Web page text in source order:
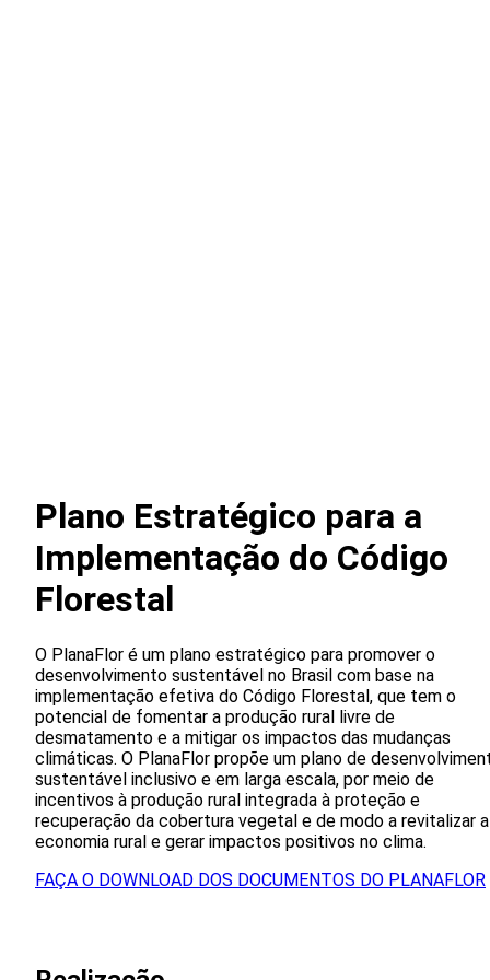
Plano Estratégico para a
Implementação do Código
Florestal
O PlanaFlor é um plano estratégico para promover o
desenvolvimento sustentável no Brasil com base na
implementação efetiva do Código Florestal, que tem o
potencial de fomentar a produção rural livre de
desmatamento e a mitigar os impactos das mudanças
climáticas. O PlanaFlor propõe um plano de
sustentável inclusivo e em larga escala, por meio de
incentivos à produção rural integrada à proteção e
recuperação da cobertura vegetal e de modo a revitalizar a
economia rural e gerar impactos positivos no clima.
FAÇA O DOWNLOAD DOS DOCUMENTOS DO PLANAFLOR